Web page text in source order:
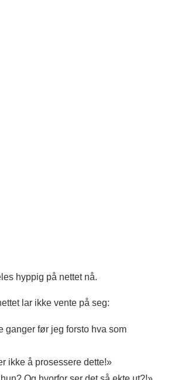
hyppig på nettet nå.
lar ikke vente på seg:
ganger før jeg forsto hva som
ikke å prosessere dette!»